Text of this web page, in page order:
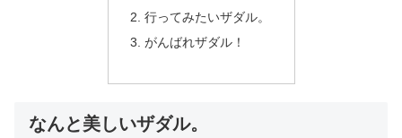
行ってみたいザダル。
がんばれザダル！
なんと美しいザダル。